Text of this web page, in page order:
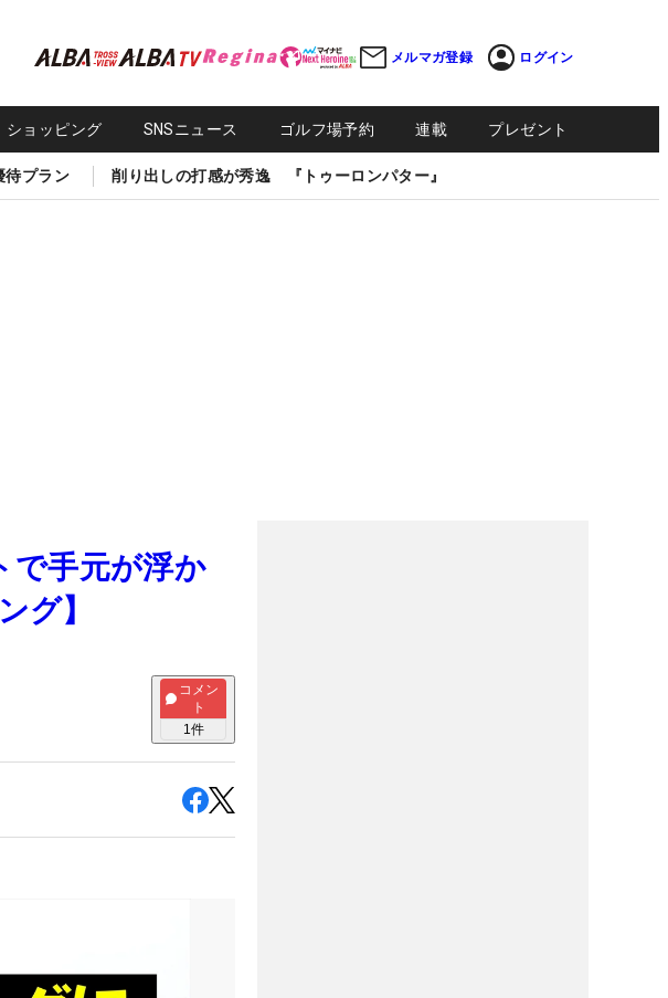
メルマガ登録 ログイン
ショッピング SNSニュース ゴルフ場予約 連載 プレゼント
待プラン 削り出しの打感が秀逸 『トゥーロンパター』
手元が浮か
グ】
コメン
ト
1件